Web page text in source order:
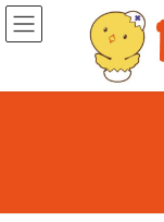
コ
ン
ツ
ナ
ビ
シ